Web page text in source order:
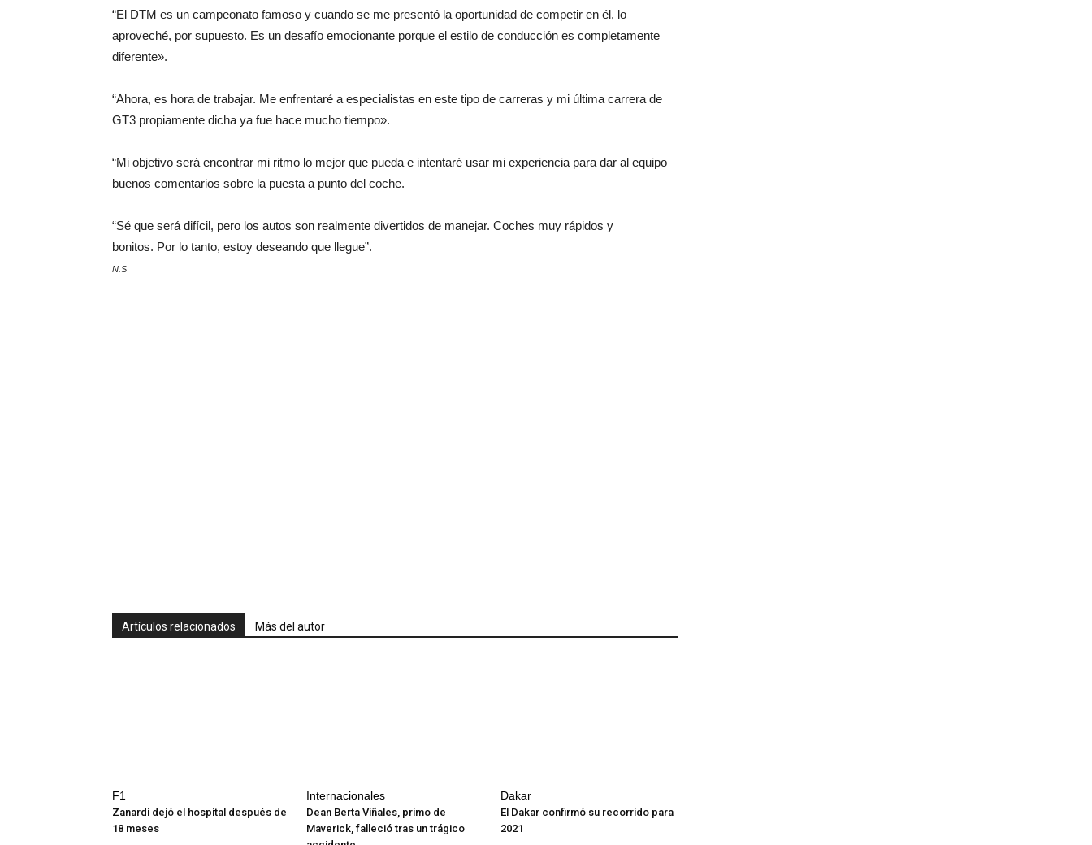
“El DTM es un campeonato famoso y cuando se me presentó la oportunidad de competir en él, lo
aproveché, por supuesto. Es un desafío emocionante porque el estilo de conducción es completamente
diferente».
“Ahora, es hora de trabajar. Me enfrentaré a especialistas en este tipo de carreras y mi última carrera de
GT3 propiamente dicha ya fue hace mucho tiempo».
“Mi objetivo será encontrar mi ritmo lo mejor que pueda e intentaré usar mi experiencia para dar al equipo
buenos comentarios sobre la puesta a punto del coche.
“Sé que será difícil, pero los autos son realmente divertidos de manejar. Coches muy rápidos y
bonitos. Por lo tanto, estoy deseando que llegue”.
N.S
Artículos relacionados Más del autor
F1
Zanardi dejó el hospital después de
18 meses
Internacionales
Dean Berta Viñales, primo de
Maverick, falleció tras un trágico
Dakar
El Dakar confirmó su recorrido para
2021